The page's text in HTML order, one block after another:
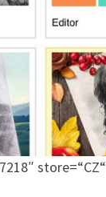
store=“CZ“